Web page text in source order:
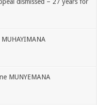
MUNYEMANA